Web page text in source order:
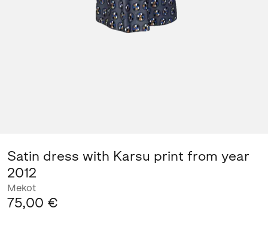
Satin dress with Karsu print from year
2012
Mekot
75,00 €